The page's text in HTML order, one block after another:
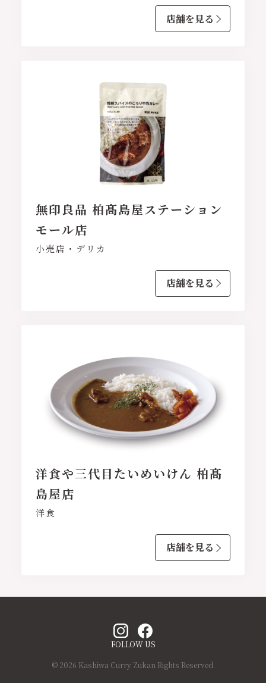
店舗を見る
無印良品 柏髙島屋ステーション
モール店
小売店・デリカ
店舗を見る
洋食や三代目たいめいけん 柏髙
島屋店
洋食
店舗を見る
FOLLOW US
© 2026 Kashiwa Curry Zukan Rights Reserved.